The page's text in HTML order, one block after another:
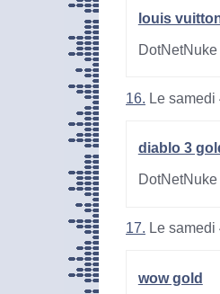
louis
16. Le
diablo 3
17. Le samedi
wow gold